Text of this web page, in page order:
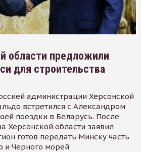
области предложили
для строительства
администрации Херсонской
встретился с Александром
поездки в Беларусь. После
Херсонской области заявил
готов передать Минску часть
и Черного морей